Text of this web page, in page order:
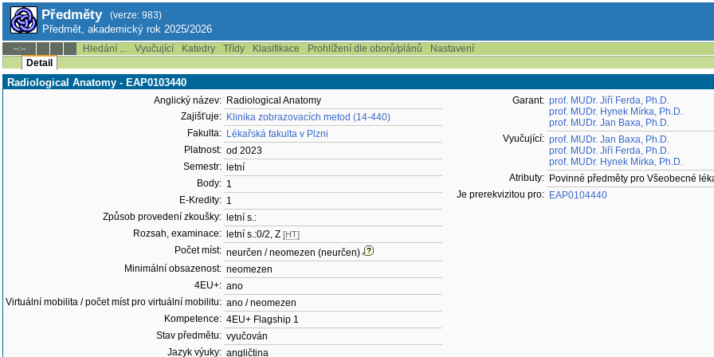
Předměty (verze: 983)
Předmět, akademický rok 2025/2026
--:-- Hledání ... Vyučující Katedry Třídy Klasifikace Prohlížení dle oborů/plánů
Nastavení
Detail
Radiological Anatomy - EAP0103440
Anglický název: Radiological Anatomy
Zajišťuje: Klinika zobrazovacích metod (14-440)
Fakulta: Lékařská fakulta v Plzni
Platnost: od 2023
Semestr:
letní
Body: 1
E-Kredity: 1
Způsob provedení zkoušky:
letní s.:
Rozsah, examinace:
letní s.:0/2, Z [HT]
Počet míst: neurčen / neomezen (neurčen)
Minimální obsazenost: neomezen
4EU+: ano
Virtuální mobilita / počet míst pro virtuální mobilitu: ano / neomezen
Kompetence: 4EU+ Flagship 1
Stav předmětu: vyučován
Jazyk výuky: angličtina
Garant: prof. MUDr. Jiří Ferda, Ph.D.
prof. MUDr. Hynek Mírka, Ph.D.
prof. MUDr. Jan Baxa, Ph.D.
Vyučující: prof. MUDr. Jan Baxa, Ph.D.
prof. MUDr. Jiří Ferda, Ph.D.
prof. MUDr. Hynek Mírka, Ph.D.
Atributy: Povinné předměty pro Všeobecné
Je prerekvizitou pro: EAP0104440